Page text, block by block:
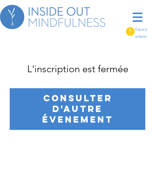
Espace
enfants
L'inscription est fermée
Consulter
d'autre
évenement